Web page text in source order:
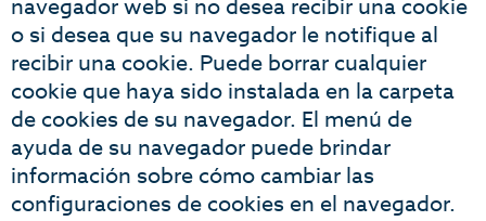
navegador web si no desea recibir una cookie
o si desea que su navegador le notifique al
recibir una cookie. Puede borrar cualquier
cookie que haya sido instalada en la carpeta
de cookies de su navegador. El menú de
ayuda de su navegador puede brindar
información sobre cómo cambiar las
configuraciones de cookies en el navegador.